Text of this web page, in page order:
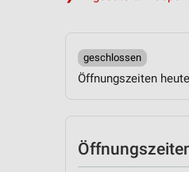
geschlossen
Öffnungszeiten heute